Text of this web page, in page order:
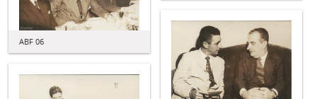
ABF 06